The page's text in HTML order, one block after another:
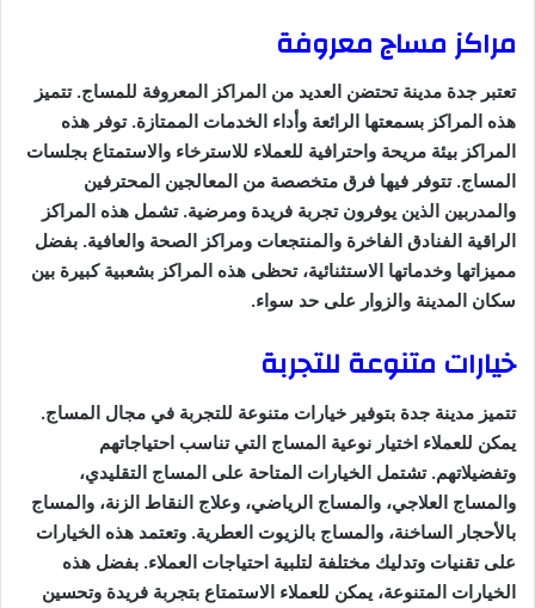
مراكز مساج معروفة
تعتبر جدة مدينة تحتضن العديد من المراكز المعروفة للمساج. تتميز
هذه المراكز بسمعتها الرائعة وأداء الخدمات الممتازة. توفر هذه
المراكز بيئة مريحة واحترافية للعملاء للاسترخاء والاستمتاع بجلسات
المساج. تتوفر فيها فرق متخصصة من المعالجين المحترفين
والمدربين الذين يوفرون تجربة فريدة ومرضية. تشمل هذه المراكز
الراقية الفنادق الفاخرة والمنتجعات ومراكز الصحة والعافية. بفضل
مميزاتها وخدماتها الاستثنائية، تحظى هذه المراكز بشعبية كبيرة بين
سكان المدينة والزوار على حد سواء.
خيارات متنوعة للتجربة
تتميز مدينة جدة بتوفير خيارات متنوعة للتجربة في مجال المساج.
يمكن للعملاء اختيار نوعية المساج التي تناسب احتياجاتهم
وتفضيلاتهم. تشتمل الخيارات المتاحة على المساج التقليدي،
والمساج العلاجي، والمساج الرياضي، وعلاج النقاط الزنة، والمساج
بالأحجار الساخنة، والمساج بالزيوت العطرية. وتعتمد هذه الخيارات
على تقنيات وتدليك مختلفة لتلبية احتياجات العملاء. بفضل هذه
الخيارات المتنوعة، يمكن للعملاء الاستمتاع بتجربة فريدة وتحسين